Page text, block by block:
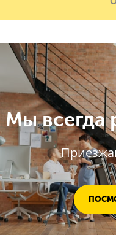
Мы всегда